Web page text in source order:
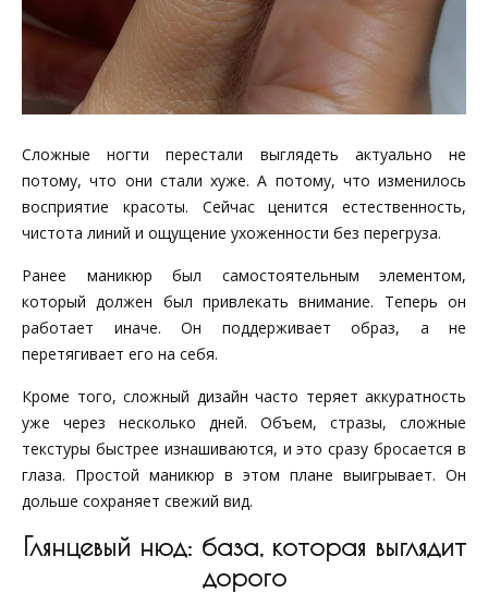
Сложные ногти перестали выглядеть актуально не
потому, что они стали хуже. А потому, что изменилось
восприятие красоты. Сейчас ценится естественность,
чистота линий и ощущение ухоженности без перегруза.
Ранее маникюр был самостоятельным элементом,
который должен был привлекать внимание. Теперь он
работает иначе. Он поддерживает образ, а не
перетягивает его на себя.
Кроме того, сложный дизайн часто теряет аккуратность
уже через несколько дней. Объем, стразы, сложные
текстуры быстрее изнашиваются, и это сразу бросается в
глаза. Простой маникюр в этом плане выигрывает. Он
дольше сохраняет свежий вид.
Глянцевый нюд: база, которая выглядит
дорого